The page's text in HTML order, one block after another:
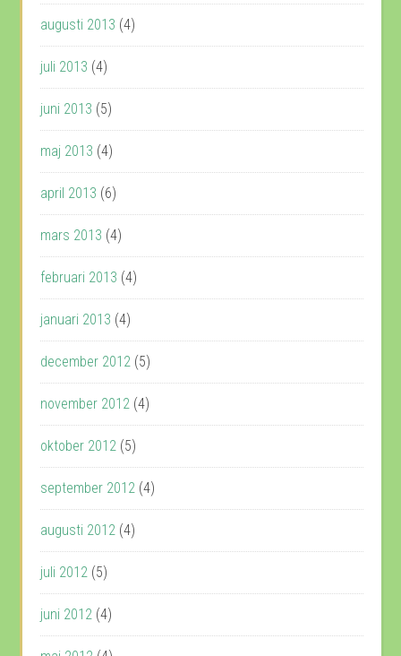
augusti 2013 (4)
juli 2013 (4)
juni 2013 (5)
maj 2013 (4)
april 2013 (6)
mars 2013 (4)
februari 2013 (4)
januari 2013 (4)
december 2012 (5)
november 2012 (4)
oktober 2012 (5)
september 2012 (4)
augusti 2012 (4)
juli 2012 (5)
juni 2012 (4)